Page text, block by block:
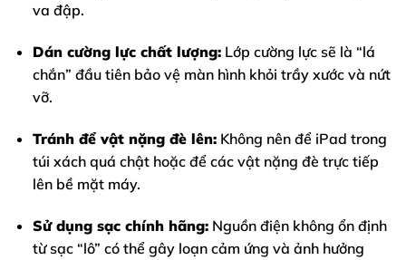
va đập.
Dán cường lực chất lượng:Lớp cường lực sẽ là “lá
chắn” đầu tiên bảo vệ màn hình khỏi trầy xước và nứt
vỡ.
Tránh để vật nặng đè lên:Không nên để iPad trong
túi xách quá chật hoặc để các vật nặng đè trực tiếp
lên bề mặt máy.
Sử dụng sạc chính hãng:Nguồn điện không ổn định
từ sạc “lô” có thể gây loạn cảm ứng và ảnh hưởng